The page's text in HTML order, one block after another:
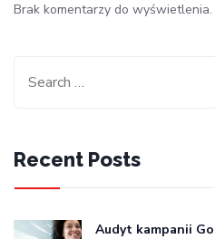
Brak komentarzy do wyświetlenia.
Recent Posts
Audyt kampanii